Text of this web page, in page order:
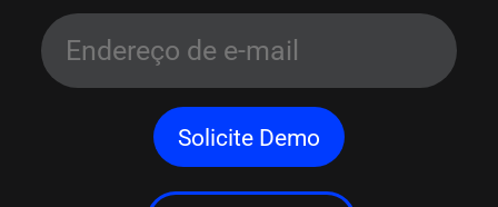
Solicite Demo